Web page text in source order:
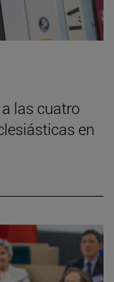
las cuatro
en